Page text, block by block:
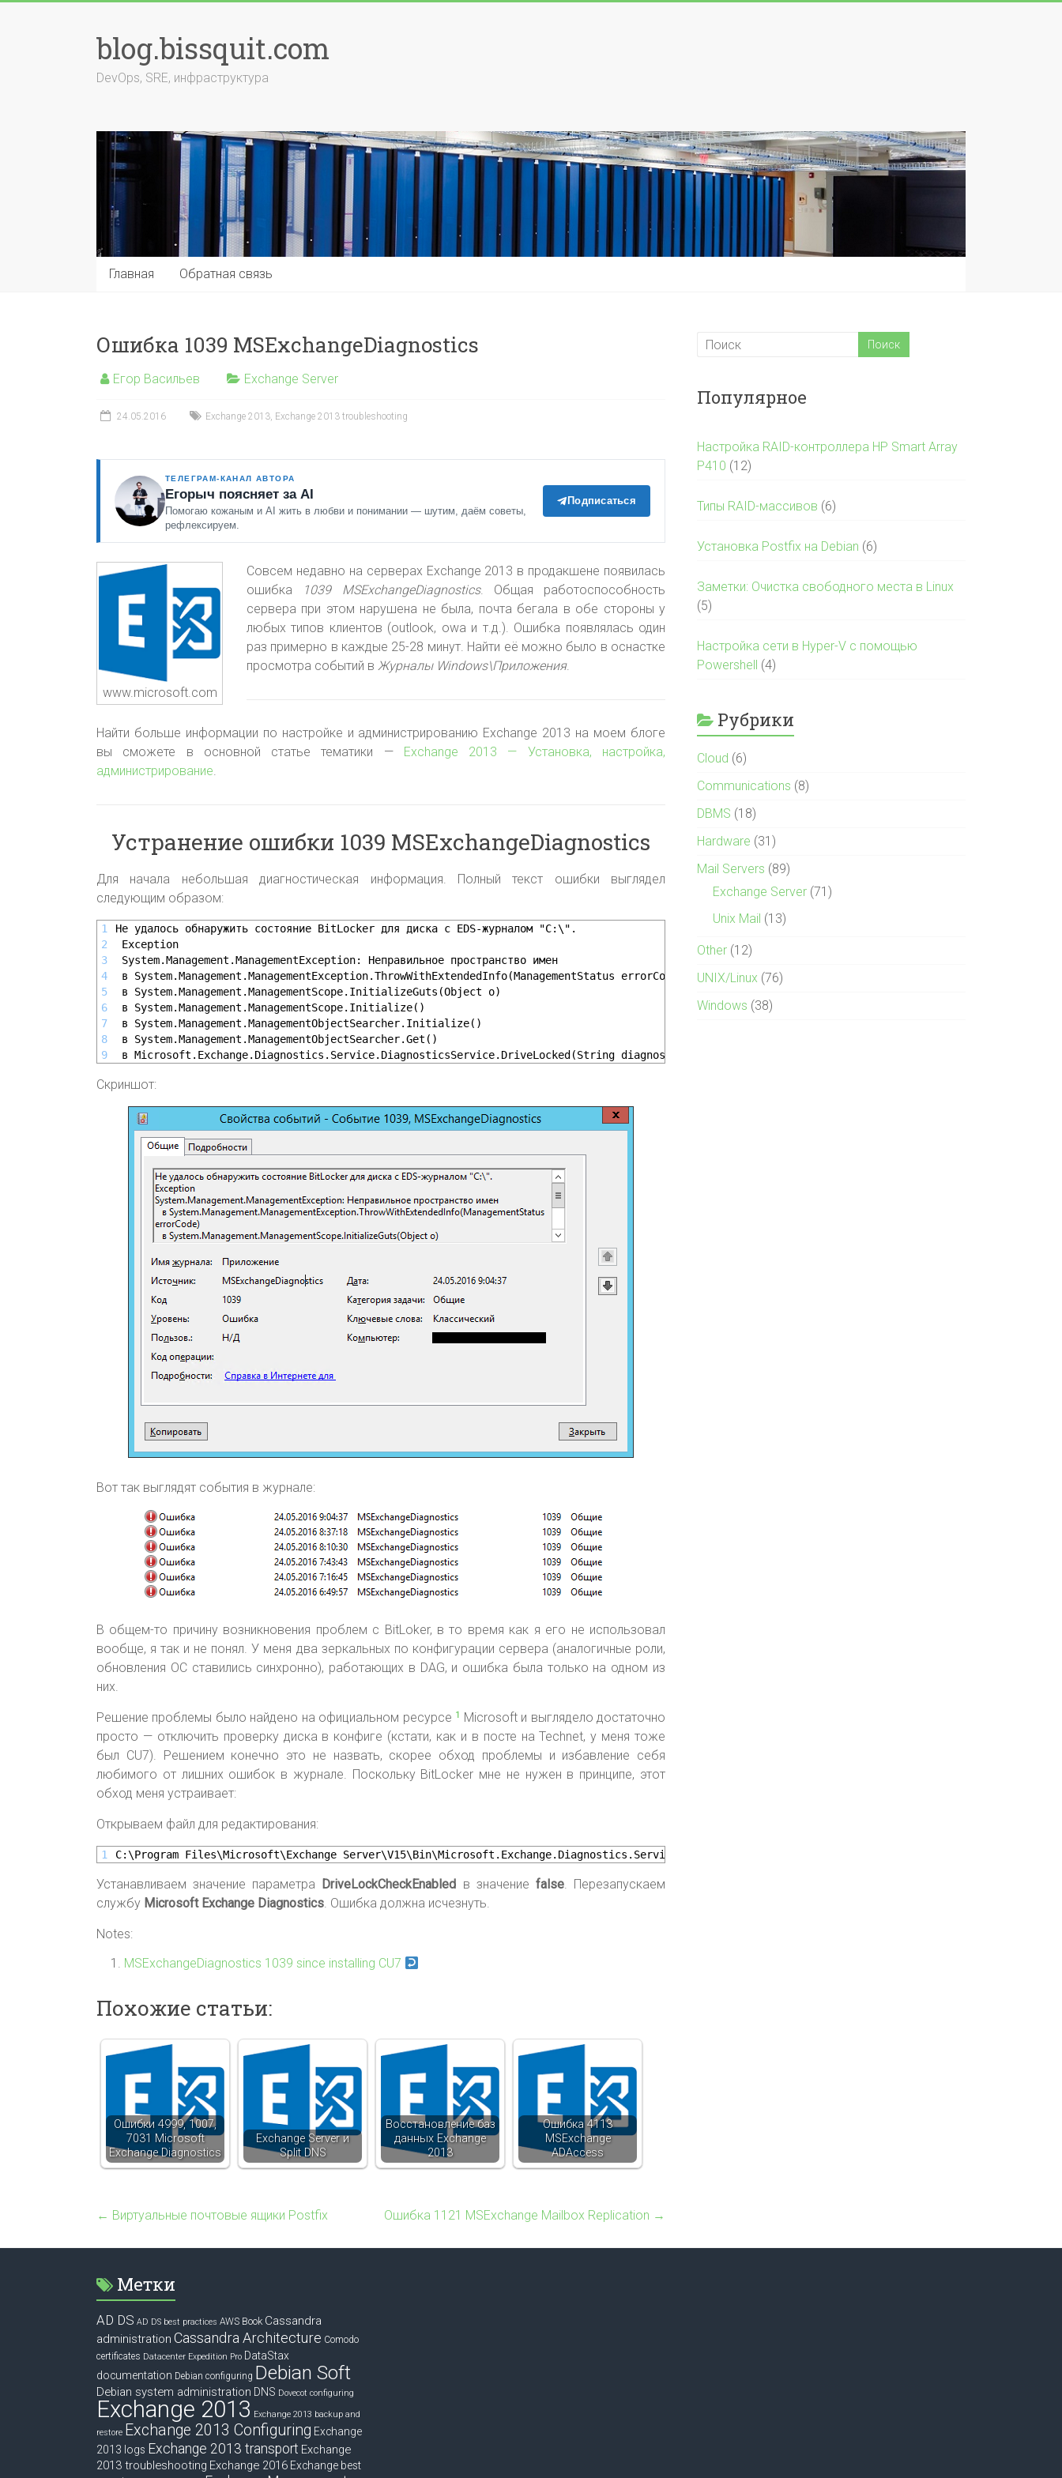
blog.bissquit.com
DevOps, SRE, инфраструктура
Главная Обратная связь
Ошибка 1039 MSExchangeDiagnostics
Егор Васильев Exchange Server
24.05.2016 Exchange 2013, Exchange 2013 troubleshooting
ТЕЛЕГРАМ-КАНАЛ АВТОРА
Егорыч поясняет за AI
Помогаю кожаным и AI жить в любви и понимании — шутим, даём советы,
рефлексируем.
Подписаться
www.microsoft.com
Совсем недавно на серверах Exchange 2013 в продакшене появилась
ошибка
1039 MSExchangeDiagnostics. Общая работоспособность
сервера при этом нарушена не была, почта бегала в обе стороны у
любых типов клиентов (outlook, owa и т.д.). Ошибка появлялась один
раз примерно в каждые 25-28 минут. Найти её можно было в оснастке
просмотра событий в Журналы Windows\Приложения.
Найти больше информации по настройке и администрированию Exchange 2013 на моем блоге
вы сможете в основной статье тематики — Exchange 2013 — Установка, настройка,
администрирование.
Устранение ошибки 1039 MSExchangeDiagnostics
Для начала небольшая диагностическая информация. Полный текст ошибки выглядел
следующим образом:
1
2
3
4
5
6
7
8
9
Не удалось обнаружить состояние BitLocker для диска с EDS-журналом "C:\".
Exception
System.Management.ManagementException: Неправильное пространство имен
в System.Management.ManagementException.ThrowWithExtendedInfo(ManagementStatus errorCode)
в System.Management.ManagementScope.InitializeGuts(Object o)
в System.Management.ManagementScope.Initialize()
в System.Management.ManagementObjectSearcher.Initialize()
в System.Management.ManagementObjectSearcher.Get()
в Microsoft.Exchange.Diagnostics.Service.DiagnosticsService.DriveLocked(String diagnosticsRootDrive)
Скриншот:
Вот так выглядят события в журнале:
В общем-то причину возникновения проблем с BitLoker, в то время как я его не использовал
вообще, я так и не понял. У меня два зеркальных по конфигурации сервера (аналогичные роли,
обновления ОС ставились синхронно), работающих в DAG, и ошибка была только на одном из
них.
Решение проблемы было найдено на официальном ресурсе 1
Microsoft и выглядело достаточно
просто — отключить проверку диска в конфиге (кстати, как и в посте на Technet, у меня тоже
был CU7). Решением конечно это не назвать, скорее обход проблемы и избавление себя
любимого от лишних ошибок в журнале. Поскольку BitLocker мне не нужен в принципе, этот
обход меня устраивает:
Открываем файл для редактирования:
1 C:\Program Files\Microsoft\Exchange Server\V15\Bin\Microsoft.Exchange.Diagnostics.Service.exe.config
Устанавливаем значение параметра DriveLockCheckEnabled в значение false. Перезапускаем
службу Microsoft Exchange Diagnostics. Ошибка должна исчезнуть.
Notes:
MSExchangeDiagnostics 1039 since installing CU7
Похожие статьи:
Ошибки 4999, 1007,
7031 Microsoft
Exchange Diagnostics
Exchange Server и
Split DNS
Восстановление баз
данных Exchange
2013
Ошибка 4113
MSExchange
ADAccess
← Виртуальные почтовые ящики Postfix Ошибка 1121 MSExchange Mailbox Replication →
Популярное
Настройка RAID-контроллера HP Smart Array
P410 (12)
Типы RAID-массивов (6)
Установка Postfix на Debian (6)
Заметки: Очистка свободного места в Linux
(5)
Настройка сети в Hyper-V с помощью
Powershell (4)
Рубрики
Cloud (6)
Communications (8)
DBMS (18)
Hardware (31)
Mail Servers (89)
Exchange Server (71)
Unix Mail (13)
Other (12)
UNIX/Linux (76)
Windows (38)
Метки
AD DS AD DS best practices AWS Book Cassandra
administration Cassandra Architecture Comodo
certificates Datacenter Expedition Pro DataStax
documentation Debian configuring Debian Soft
Debian system administration DNS Dovecot configuring
Exchange 2013 Exchange 2013 backup and
restore Exchange 2013 Configuring Exchange
2013 logs Exchange 2013 transport Exchange
2013 troubleshooting Exchange 2016 Exchange best